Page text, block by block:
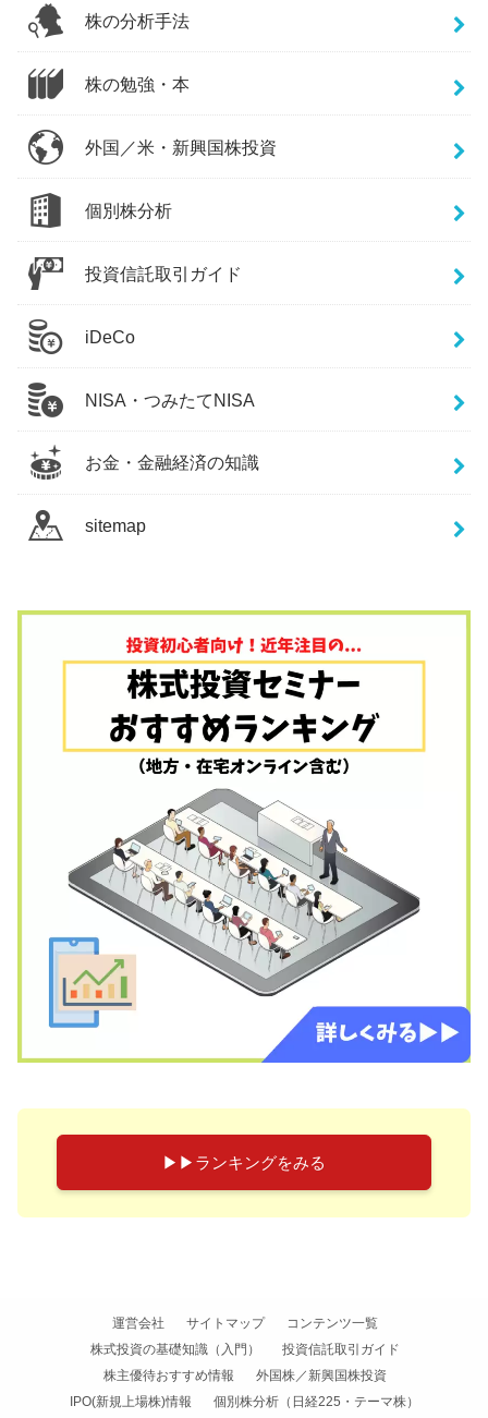
株の分析手法
株の勉強・本
外国／米・新興国株投資
個別株分析
投資信託取引ガイド
iDeCo
NISA・つみたてNISA
お金・金融経済の知識
sitemap
▶︎▶︎ランキングをみる
運営会社 サイトマップ
コンテンツ一覧
株式投資の基礎知識（入門）
投資信託取引ガイド
株主優待おすすめ情報
外国株／新興国株投資
IPO(新規上場株)情報
個別株分析（日経225・テーマ株）